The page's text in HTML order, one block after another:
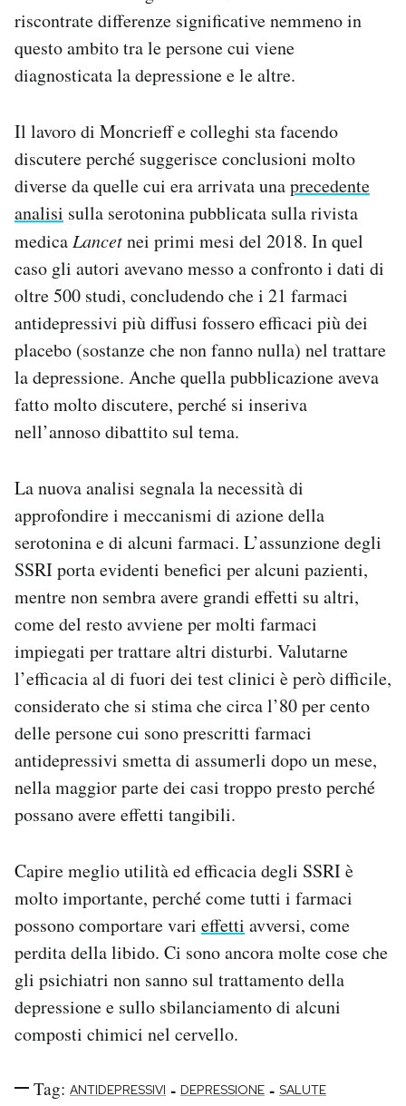
riscontrate differenze significative nemmeno in
questo ambito tra le persone cui viene
diagnosticata la depressione e le altre.
Il lavoro di Moncrieff e colleghi sta facendo
discutere perché suggerisce conclusioni molto
diverse da quelle cui era arrivata unaprecedente
analisi sulla serotonina pubblicata sulla rivista
medica Lancetnei primi mesi del 2018. In quel
caso gli autori avevano messo a confronto i dati di
oltre 500 studi, concludendo che i 21 farmaci
antidepressivi più diffusi fossero efficaci più dei
placebo (sostanze che non fanno nulla) nel trattare
la depressione. Anche quella pubblicazione aveva
fatto molto discutere, perché si inseriva
nell’annoso dibattito sul tema.
La nuova analisi segnala la necessità di
approfondire i meccanismi di azione della
serotonina e di alcuni farmaci. L’assunzione degli
SSRI porta evidenti benefici per alcuni pazienti,
mentre non sembra avere grandi effetti su altri,
come del resto avviene per molti farmaci
impiegati per trattare altri disturbi. Valutarne
l’efficacia al di fuori dei test clinici è però difficile,
considerato che si stima che circa l’80 per cento
delle persone cui sono prescritti farmaci
antidepressivi smetta di assumerli dopo un mese,
nella maggior parte dei casi troppo presto perché
possano avere effetti tangibili.
Capire meglio utilità ed efficacia degli SSRI è
molto importante, perché come tutti i farmaci
possono comportare vari effetti avversi, come
perdita della libido. Ci sono ancora molte cose che
gli psichiatri non sanno sul trattamento della
depressione e sullo sbilanciamento di alcuni
composti chimici nel cervello.
Tag: ANTIDEPRESSIVI - DEPRESSIONE - SALUTE